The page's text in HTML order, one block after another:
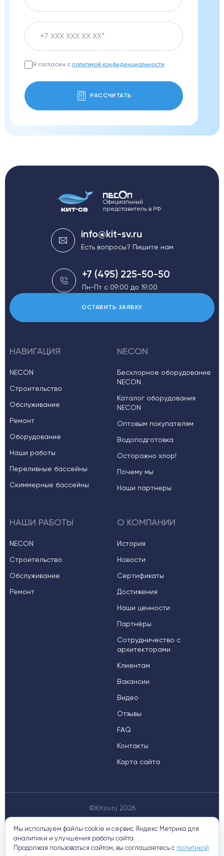
Я согласен с политикой конфиденциальности
РАССЧИТАТЬ
НАВИГАЦИЯ
NECON
Строительство
Обслуживание
Ремонт
Оборудование
Наши работы
Переливные бассейны
Скиммерные бассейны
NECON
Бесхлорное оборудование
NECON
Каталог оборудования
NECON
Оптовым покупателям
Водоподготовка
Осторожно хлор!
Почему мы
Наши партнеры
НАШИ РАБОТЫ
NECON
Строительство
Обслуживание
Ремонт
О КОМПАНИИ
История
Новости
Сертификаты
Достижения
Наши ценности
Партнёры
Сотрудничество с
архитекторами
Клиентам
Вакансии
Видео
Отзывы
FAQ
Контакты
Карта сайта
Официальный
представитель в РФ
info@kit-sv.ru
Есть вопросы? Пишите нам
+7 (495) 225-50-50
Пн-Пт с 09:00 до 19:00
ОСТАВИТЬ ЗАЯВКУ
©Kitsv.ru 2026
Мы используем файлы cookie и сервис Яндекс Метрика для
аналитики и улучшения работы сайта.
Продолжая пользоваться сайтом, вы соглашаетесь с политикой